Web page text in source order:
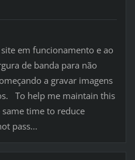
em funcionamento e ao
de banda para não
a gravar imagens
To help me maintain this
time to reduce
pass...